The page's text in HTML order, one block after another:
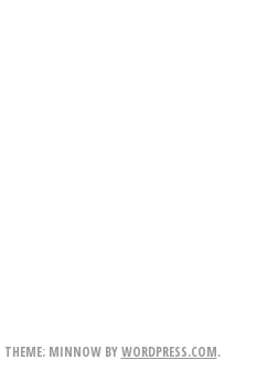
THEME: MINNOW BYWORDPRESS.COM.